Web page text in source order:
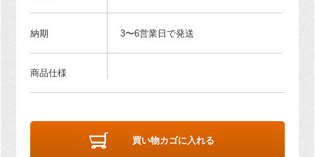
納期 3〜6営業日で発送
商品仕様
買い物カゴに入れる